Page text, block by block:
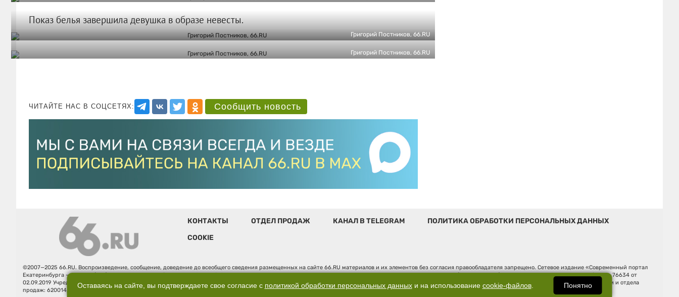
Показ белья завершила девушка в образе невесты.
Григорий Постников, 66.RU
Григорий Постников, 66.RU
ЧИТАЙТЕ НАС В СОЦСЕТЯХ: Сообщить новость
КОНТАКТЫ ОТДЕЛ ПРОДАЖ КАНАЛ В TELEGRAM
ПОЛИТИКА ОБРАБОТКИ ПЕРСОНАЛЬНЫХ ДАННЫХ
COOKIE
©2007—2025 66.RU. Воспроизведение, сообщение, доведение до всеобщего сведения размещенных на сайте 66.RU материалов и их элементов без согласия правообладателя запрещено. Сетевое издание «Современный портал
Екатеринбурга — «66.ru» (18+) зарегистрировано Федеральной службой по надзору в сфере связи, информационных технологий и массовых коммуникаций (Роскомнадзор). Регистрационный номер ЭЛ № ФС 77 - 76634 от
02.09.2019 Учредитель: Общество с ограниченной ответственностью "66.ру". Юридический адрес: 620014, Свердловская обл., г. Екатеринбург, ул. Бориса Ельцина, строение 3, оф. 7015 Фактический адрес редакции и отдела
продаж: 620014, Свердловская обл., г. Екатеринбург, ул. Бориса Ельцина, д. 3, оф. 7015, +7 (343) 288-50-66 info@news.66.ru Главный редактор: Шлыков Д.В.
Оставаясь на сайте, вы подтверждаете свое согласие с политикой обработки персональных данныхи на использование cookie-файлов. Понятно